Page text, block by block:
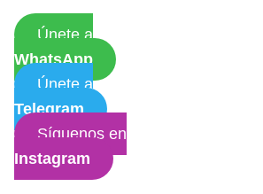
Únete a
WhatsApp
Únete a
Telegram
Síguenos en
Instagram